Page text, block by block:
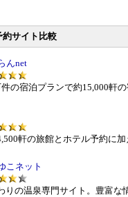
約サイト比較
んnet
の宿泊プランで約15,000軒
軒の旅館とホテル予約に
こネット
りの温泉専門サイト。豊富な